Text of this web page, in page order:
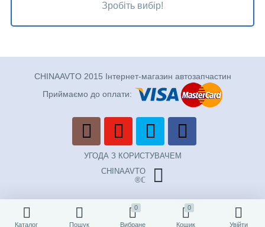
Каталог Пошук
0
Вибране
0
Кошик Увійти
Зробіть вибір!
CHINAAVTO 2015 Інтернет-магазин автозапчастин
Приймаємо до оплати:
УГОДА З КОРИСТУВАЧЕМ
CHINAAVTO
®ℂ